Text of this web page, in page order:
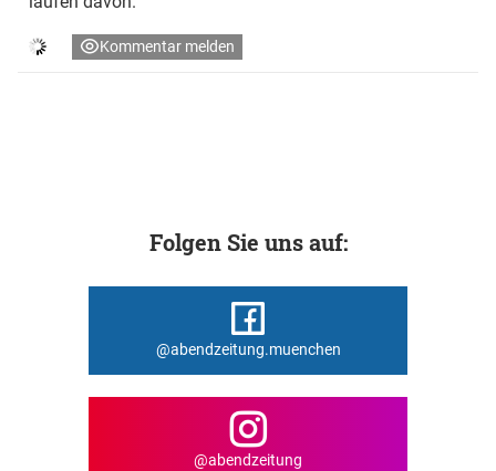
Kommentar melden
Folgen Sie uns auf:
@abendzeitung.muenchen
@abendzeitung